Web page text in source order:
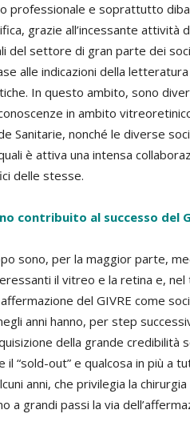
professionale e soprattutto
grazie all’incessante attività
del settore di gran parte dei
alle indicazioni della
In questo ambito, sono
in ambito
Sanitarie, nonché le diverse
è attiva una intensa
delle stesse.
contribuito al successo del
sono, per la maggior parte,
il vitreo e la retina e,
del GIVRE come
anni hanno, per step
della grande credibilità
“sold-out” e qualcosa in più a
anni, che privilegia la
a grandi passi la via